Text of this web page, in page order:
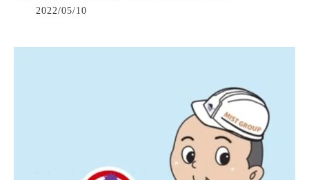
2022/05/10